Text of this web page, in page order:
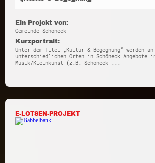
Ein Projekt von:
Gemeinde Schöneck
Kurzportrait:
Unter dem Titel „Kultur & Begegnung“ werden an
unterschiedlichen Orten in Schöneck Angebote
Musik/Kleinkunst (z.B. Schöneck ...
E-LOTSEN-PROJEKT